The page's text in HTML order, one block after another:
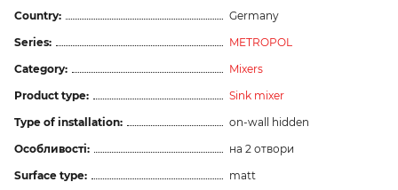
Country:
Germany
Series:
METROPOL
Category:
Mixers
Product type:
Sink mixer
Type of installation:
on-wall hidden
Особливості:
на 2 отвори
Surface type:
matt